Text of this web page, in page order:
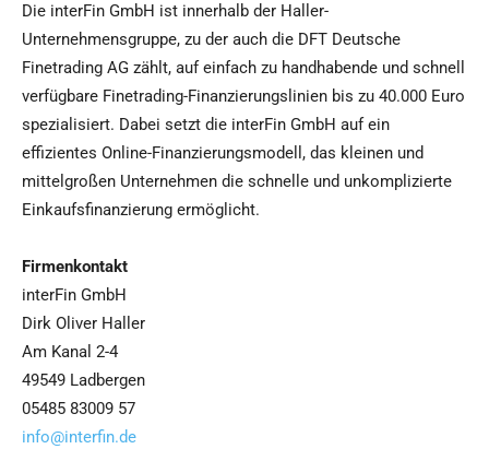
Die interFin GmbH ist innerhalb der Haller-
Unternehmensgruppe, zu der auch die DFT Deutsche
Finetrading AG zählt, auf einfach zu handhabende und schnell
verfügbare Finetrading-Finanzierungslinien bis zu 40.000 Euro
spezialisiert. Dabei setzt die interFin GmbH auf ein
effizientes Online-Finanzierungsmodell, das kleinen und
mittelgroßen Unternehmen die schnelle und unkomplizierte
Einkaufsfinanzierung ermöglicht.
Firmenkontakt
interFin GmbH
Dirk Oliver Haller
Am Kanal 2-4
49549 Ladbergen
05485 83009 57
info@interfin.de